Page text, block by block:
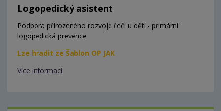
Logopedický asistent
Podpora přirozeného rozvoje řeči u dětí - primární
logopedická prevence
Lze hradit ze Šablon OP JAK
Více informací